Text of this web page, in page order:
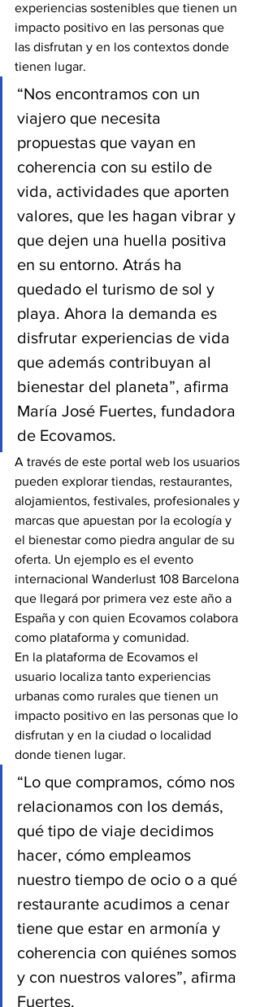
experiencias sostenibles que tienen un
impacto positivo en las personas que
las disfrutan y en los contextos donde
tienen lugar.
“Nos encontramos con un
viajero que necesita
propuestas que vayan en
coherencia con su estilo de
vida, actividades que aporten
valores, que les hagan vibrar y
que dejen una huella positiva
en su entorno. Atrás ha
quedado el turismo de sol y
playa. Ahora la demanda es
disfrutar experiencias de vida
que además contribuyan al
bienestar del planeta”, afirma
María José Fuertes, fundadora
de Ecovamos.
A través de este portal web los usuarios
pueden explorar tiendas, restaurantes,
alojamientos, festivales, profesionales y
marcas que apuestan por la ecología y
el bienestar como piedra angular de su
oferta. Un ejemplo es el evento
internacional Wanderlust 108 Barcelona
que llegará por primera vez este año a
España y con quien Ecovamos colabora
como plataforma y comunidad.
En la plataforma de Ecovamos el
usuario localiza tanto experiencias
urbanas como rurales que tienen un
impacto positivo en las personas que lo
disfrutan y en la ciudad o localidad
donde tienen lugar.
“Lo que compramos, cómo nos
relacionamos con los demás,
qué tipo de viaje decidimos
hacer, cómo empleamos
nuestro tiempo de ocio o a qué
restaurante acudimos a cenar
tiene que estar en armonía y
coherencia con quiénes somos
y con nuestros valores”, afirma
Fuertes.